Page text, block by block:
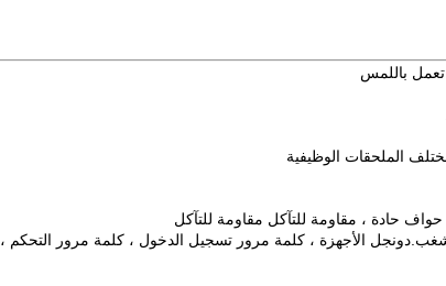
الملحقات الوظيفية
حواف حادة ، مقاومة للتآكل مقاومة للتآكل
الأجهزة ، كلمة مرور تسجيل الدخول ، كلمة مرور التحكم ،